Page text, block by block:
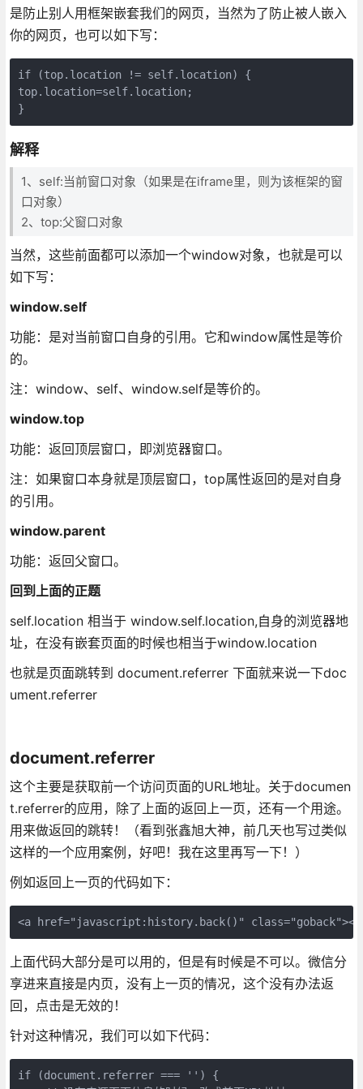
是防止别人用框架嵌套我们的网页，当然为了防止被人嵌入
你的网页，也可以如下写：
if (top.location != self.location) {
top.location=self.location;
}
解释
1、self:当前窗口对象（如果是在iframe里，则为该框架的窗
口对象）
2、top:父窗口对象
当然，这些前面都可以添加一个window对象，也就是可以
如下写：
window.self
功能：是对当前窗口自身的引用。它和window属性是等价
的。
注：window、self、window.self是等价的。
window.top
功能：返回顶层窗口，即浏览器窗口。
注：如果窗口本身就是顶层窗口，top属性返回的是对自身
的引用。
window.parent
功能：返回父窗口。
回到上面的正题
self.location 相当于 window.self.location,自身的浏览器地
址，在没有嵌套页面的时候也相当于window.location
也就是页面跳转到 document.referrer 下面就来说一下doc
ument.referrer
document.referrer
这个主要是获取前一个访问页面的URL地址。关于documen
t.referrer的应用，除了上面的返回上一页，还有一个用途。
用来做返回的跳转！（看到张鑫旭大神，前几天也写过类似
这样的一个应用案例，好吧！我在这里再写一下！）
例如返回上一页的代码如下：
<a href="javascript:history.back()" class="goback"></
上面代码大部分是可以用的，但是有时候是不可以。微信分
享进来直接是内页，没有上一页的情况，这个没有办法返
回，点击是无效的！
针对这种情况，我们可以如下代码：
if (document.referrer === '') {